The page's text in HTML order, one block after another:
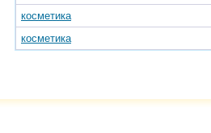
косметика
косметика